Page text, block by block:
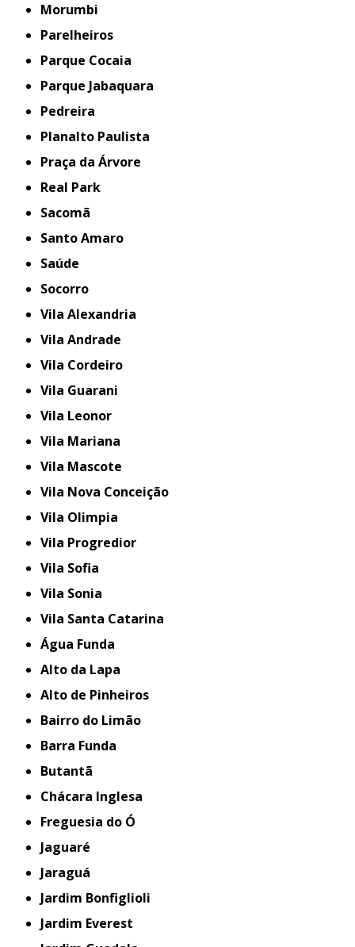
Morumbi
Parelheiros
Parque Cocaia
Parque Jabaquara
Pedreira
Planalto Paulista
Praça da Árvore
Real Park
Sacomã
Santo Amaro
Saúde
Socorro
Vila Alexandria
Vila Andrade
Vila Cordeiro
Vila Guarani
Vila Leonor
Vila Mariana
Vila Mascote
Vila Nova Conceição
Vila Olimpia
Vila Progredior
Vila Sofia
Vila Sonia
Vila Santa Catarina
Água Funda
Alto da Lapa
Alto de Pinheiros
Bairro do Limão
Barra Funda
Butantã
Chácara Inglesa
Freguesia do Ó
Jaguaré
Jaraguá
Jardim Bonfiglioli
Jardim Everest